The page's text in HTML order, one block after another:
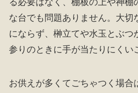
な台でも問題ありません。大切
にならず、榊立てや水玉とぶつ
参りのときに手が当たりにくい
お供えが多くてごちゃつく場合